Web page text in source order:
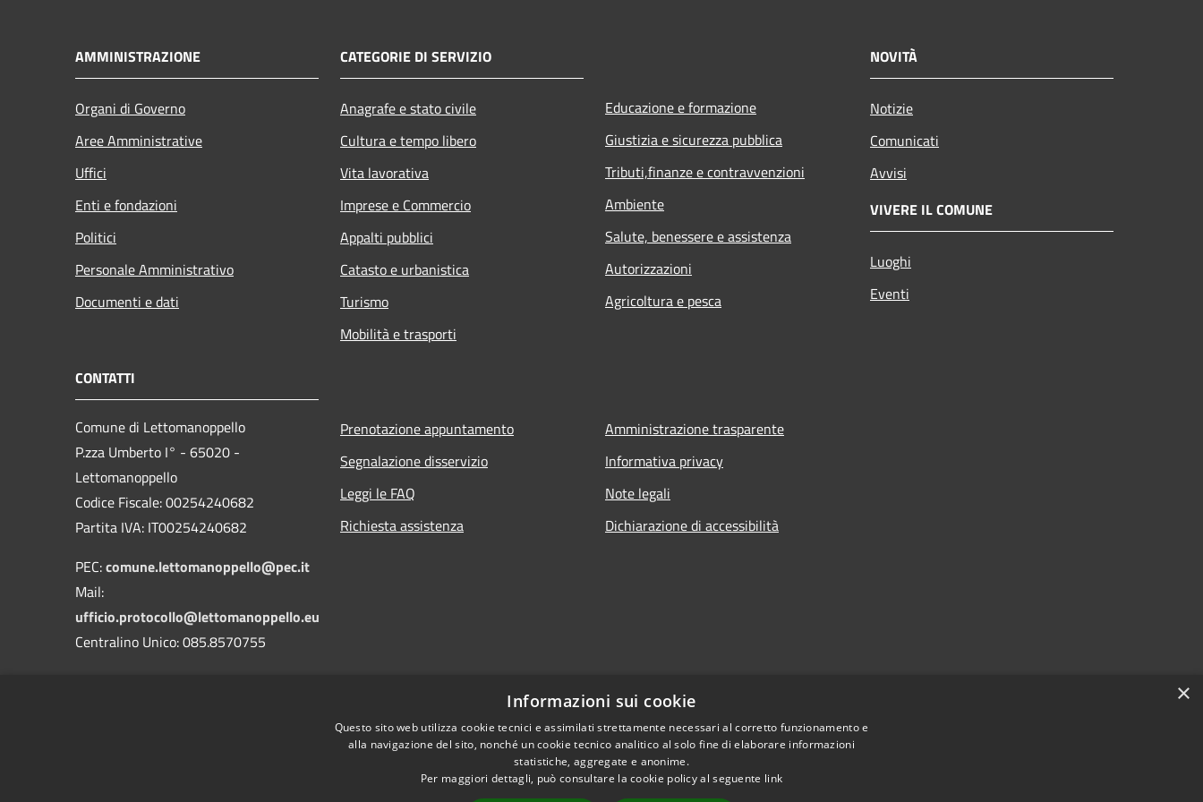
AMMINISTRAZIONE
Organi di Governo
Aree Amministrative
Uffici
Enti e fondazioni
Politici
Personale Amministrativo
Documenti e dati
CATEGORIE DI SERVIZIO
Anagrafe e stato civile
Cultura e tempo libero
Vita lavorativa
Imprese e Commercio
Appalti pubblici
Catasto e urbanistica
Turismo
Mobilità e trasporti
Educazione e formazione
Giustizia e sicurezza pubblica
Tributi,finanze e contravvenzioni
Ambiente
Salute, benessere e assistenza
Autorizzazioni
Agricoltura e pesca
NOVITÀ
Notizie
Comunicati
Avvisi
VIVERE IL COMUNE
Luoghi
Eventi
CONTATTI
Comune di Lettomanoppello
P.zza Umberto I° - 65020 -
Lettomanoppello
Codice Fiscale: 00254240682
Partita IVA: IT00254240682
PEC:comune.lettomanoppello@pec.it
Mail:
ufficio.protocollo@lettomanoppello.eu
Centralino Unico: 085.8570755
Prenotazione appuntamento
Segnalazione disservizio
Leggi le FAQ
Richiesta assistenza
Amministrazione trasparente
Informativa privacy
Note legali
Dichiarazione di accessibilità
×
Informazioni sui cookie
Questo sito web utilizza cookie tecnici e assimilati strettamente necessari al corretto funzionamento e
alla navigazione del sito, nonché un cookie tecnico analitico al solo fine di elaborare informazioni
statistiche, aggregate e anonime.
Per maggiori dettagli, può consultare la cookie policy al seguente link